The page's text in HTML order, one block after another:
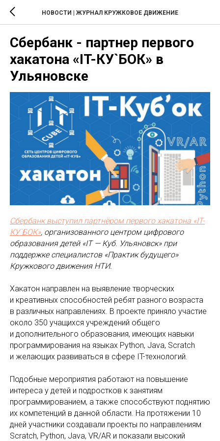
НОВОСТИ | ЖУРНАЛ КРУЖКОВОЕ ДВИЖЕНИЕ
Сбербанк - партнер первого
хакатона «IT-КУ`БОК» в
Ульяновске
Сбербанк выступил партнёром первого хакатона «IT-
КУ`БОК», организованного центром цифрового
образования детей «IT — Куб. Ульяновск» при
поддержке специалистов «Практик будущего»
Кружкового движения НТИ.
Хакатон направлен на выявление творческих
и креативных способностей ребят разного возраста
в различных направлениях. В проекте приняло участие
около 350 учащихся учреждений общего
и дополнительного образования, имеющих навыки
программирования на языках Python, Java, Scratch
и желающих развиваться в сфере IT-технологий.
Подобные мероприятия работают на повышение
интереса у детей и подростков к занятиям
программированием, а также способствуют поднятию
их компетенций в данной области. На протяжении 10
дней участники создавали проекты по направлениям
Scratch, Python, Java, VR/AR и показали высокий